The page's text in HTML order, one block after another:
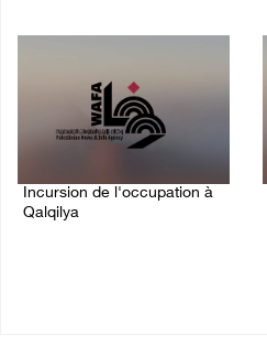
Incursion de l'occupation à
Qalqilya